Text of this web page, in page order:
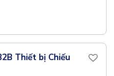
Thiết bị Chiếu